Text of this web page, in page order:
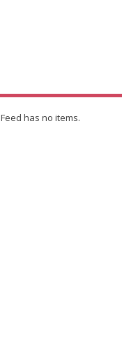
Feed has no items.